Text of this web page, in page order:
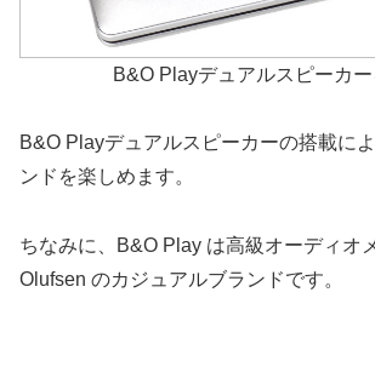
B&O Playデュアルスピーカ
B&O Playデュアルスピーカーの搭載に
ンドを楽しめます。
ちなみに、B&O Play は高級オーディオ
Olufsen のカジュアルブランドです。